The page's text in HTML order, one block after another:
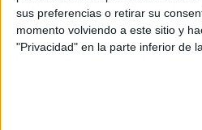
sus preferencias o retirar su
momento volviendo a este sitio y
"Privacidad" en la parte inferior de
Goldy viaja a
ayudar a una